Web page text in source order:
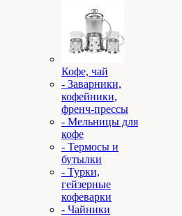
Кофе, чай
- Заварники,
кофейники,
френч-прессы
- Мельницы для
кофе
- Термосы и
бутылки
- Турки,
гейзерные
кофеварки
- Чайники